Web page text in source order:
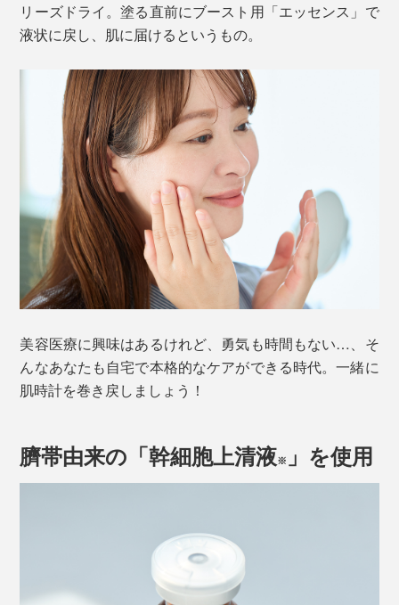
リーズドライ。塗る直前にブースト用「エッセンス」で
液状に戻し、肌に届けるというもの。
美容医療に興味はあるけれど、勇気も時間もない…、そ
んなあなたも自宅で本格的なケアができる時代。一緒に
肌時計を巻き戻しましょう！
臍帯由来の「幹細胞上清液※ 」を使用